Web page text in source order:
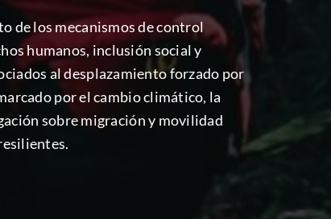
de los mecanismos de control
humanos, inclusión social y
al desplazamiento forzado por
por el cambio climático, la
sobre migración y movilidad